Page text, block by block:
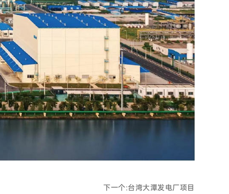
下一个:台湾大潭发电厂项目